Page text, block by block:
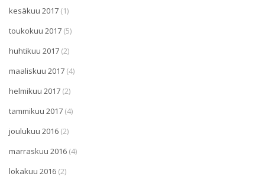
kesäkuu 2017 (1)
toukokuu 2017 (5)
huhtikuu 2017 (2)
maaliskuu 2017 (4)
helmikuu 2017 (2)
tammikuu 2017 (4)
joulukuu 2016 (2)
marraskuu 2016 (4)
lokakuu 2016 (2)